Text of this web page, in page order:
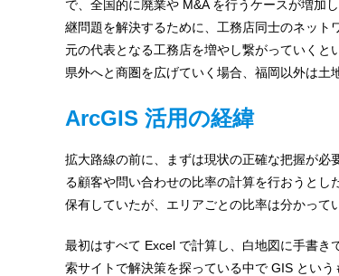
で、全国的に廃業や M&A を行うケースが増加
継問題を解決するために、工務店同士のネット
元の代表となる工務店を増やし繋がっていくと
県外へと商圏を広げていく場合、福岡以外は土
ArcGIS 活用の経緯
拡大路線の前に、まずは現状の正確な把握が
る顧客や問い合わせの比率の計算を行おうと
保有していたが、エリアごとの比率は分かって
最初はすべて Excel で計算し、白地図に手書
索サイトで解決策を探っている中で GIS とい